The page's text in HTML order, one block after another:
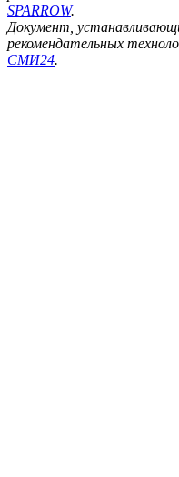
SPARROW.
Документ,
рекомендательных
СМИ24.